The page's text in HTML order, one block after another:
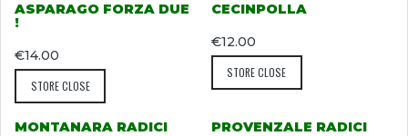
ASPARAGO FORZA DUE
!
€14.00
STORE CLOSE
CECINPOLLA
€12.00
STORE CLOSE
MONTANARA RADICI
PROVENZALE RADICI